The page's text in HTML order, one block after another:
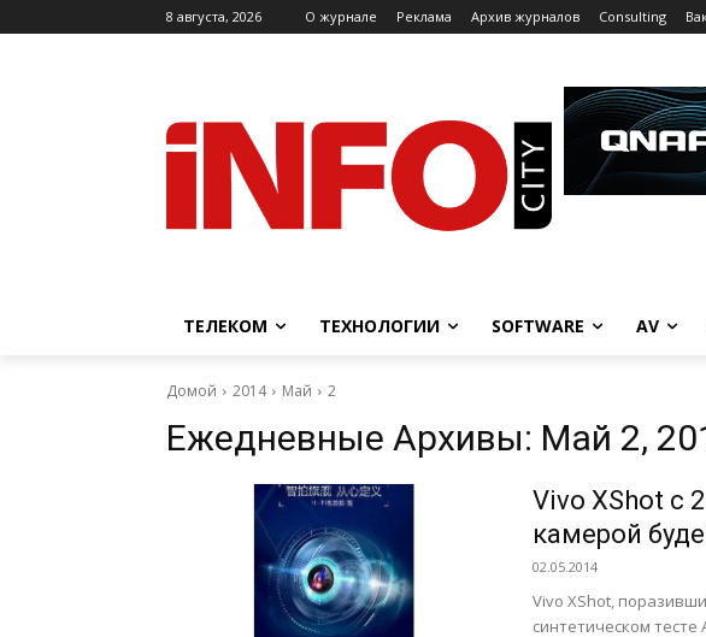
8 августа, 2026 O журнале Реклама Архив журналов Consulting
ТЕЛЕКОМ ТЕХНОЛОГИИ SOFTWARE AV
Домой 2014 Май 2
Ежедневные Архивы: Май 2,
Vivo XShot с
камерой
02.05.2014
Vivo XShot,
синтетическом